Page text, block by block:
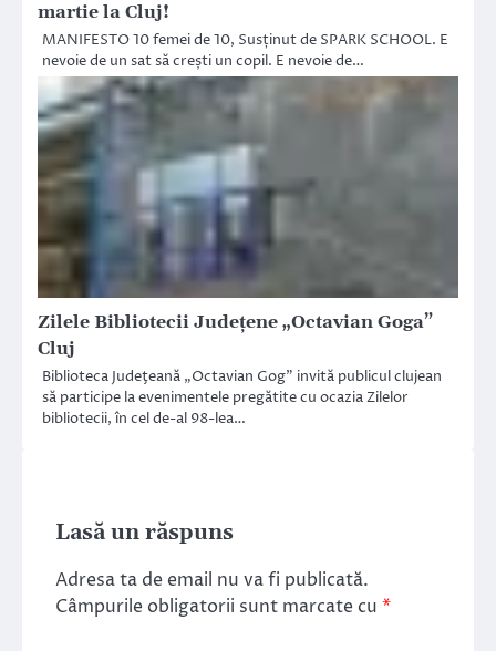
martie la Cluj!
MANIFESTO 10 femei de 10, Susținut de SPARK SCHOOL. E
nevoie de un sat să crești un copil. E nevoie de…
Zilele Bibliotecii Județene „Octavian Goga”
Cluj
Biblioteca Judeţeană „Octavian Gog” invită publicul clujean
să participe la evenimentele pregătite cu ocazia Zilelor
bibliotecii, în cel de-al 98-lea…
Lasă un răspuns
Adresa ta de email nu va fi publicată.
Câmpurile obligatorii sunt marcate cu *